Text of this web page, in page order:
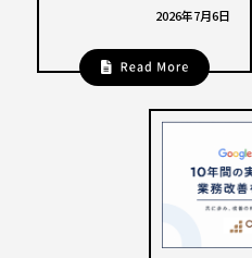
2026年7月6日